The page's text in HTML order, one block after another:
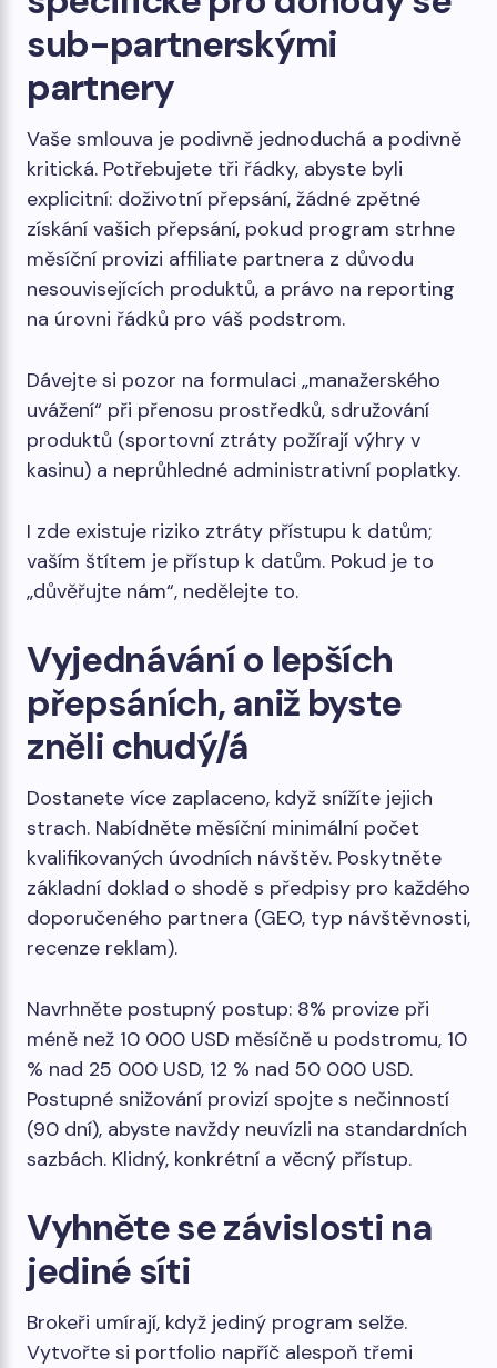
sub-partnerskými
partnery
Vaše smlouva je podivně jednoduchá a podivně
kritická. Potřebujete tři řádky, abyste byli
explicitní: doživotní přepsání, žádné zpětné
získání vašich přepsání, pokud program strhne
měsíční provizi affiliate partnera z důvodu
nesouvisejících produktů, a právo na reporting
na úrovni řádků pro váš podstrom.
Dávejte si pozor na formulaci „manažerského
uvážení“ při přenosu prostředků, sdružování
produktů (sportovní ztráty požírají výhry v
kasinu) a neprůhledné administrativní poplatky.
I zde existuje riziko ztráty přístupu k datům;
vaším štítem je přístup k datům. Pokud je to
„důvěřujte nám“, nedělejte to.
Vyjednávání o lepších
přepsáních, aniž byste
zněli chudý/á
Dostanete více zaplaceno, když snížíte jejich
strach. Nabídněte měsíční minimální počet
kvalifikovaných úvodních návštěv. Poskytněte
základní doklad o shodě s předpisy pro každého
doporučeného partnera (GEO, typ návštěvnosti,
recenze reklam).
Navrhněte postupný postup: 8% provize při
méně než 10 000 USD měsíčně u podstromu, 10
% nad 25 000 USD, 12 % nad 50 000 USD.
Postupné snižování provizí spojte s nečinností
(90 dní), abyste navždy neuvízli na standardních
sazbách. Klidný, konkrétní a věcný přístup.
Vyhněte se závislosti na
jediné síti
Brokeři umírají, když jediný program selže.
Vytvořte si portfolio napříč alespoň třemi